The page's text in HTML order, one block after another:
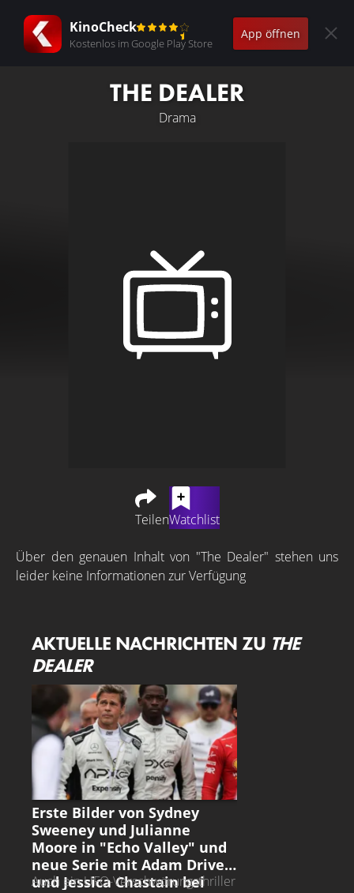
KinoCheck
Kostenlos im Google Play Store
App öffnen
THE DEALER
Drama
TeilenWatchlist
Über den genauen Inhalt von "The Dealer" stehen uns
leider keine Informationen zur Verfügung
AKTUELLE NACHRICHTEN ZU THE
DEALER
ECHO VALLEY
Erste Bilder von Sydney
Sweeney und Julianne
Moore in "Echo Valley" und
neue Serie mit Adam Driver
und Jessica Chastain bei
Auch ein UFO-Verschwörungsthriller